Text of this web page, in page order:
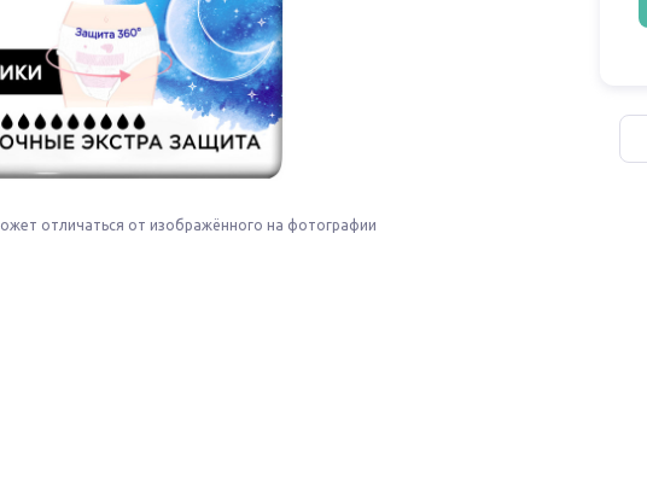
отличаться от изображённого на фотографии